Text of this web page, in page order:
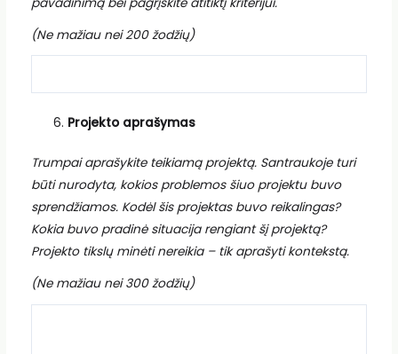
(Ne mažiau nei 200 žodžių)
Projekto aprašymas
Trumpai aprašykite teikiamą projektą. Santraukoje turi
būti nurodyta, kokios problemos šiuo projektu buvo
sprendžiamos. Kodėl šis projektas buvo reikalingas?
Kokia buvo pradinė situacija rengiant šį projektą?
Projekto tikslų minėti nereikia – tik aprašyti kontekstą.
(Ne mažiau nei 300 žodžių)